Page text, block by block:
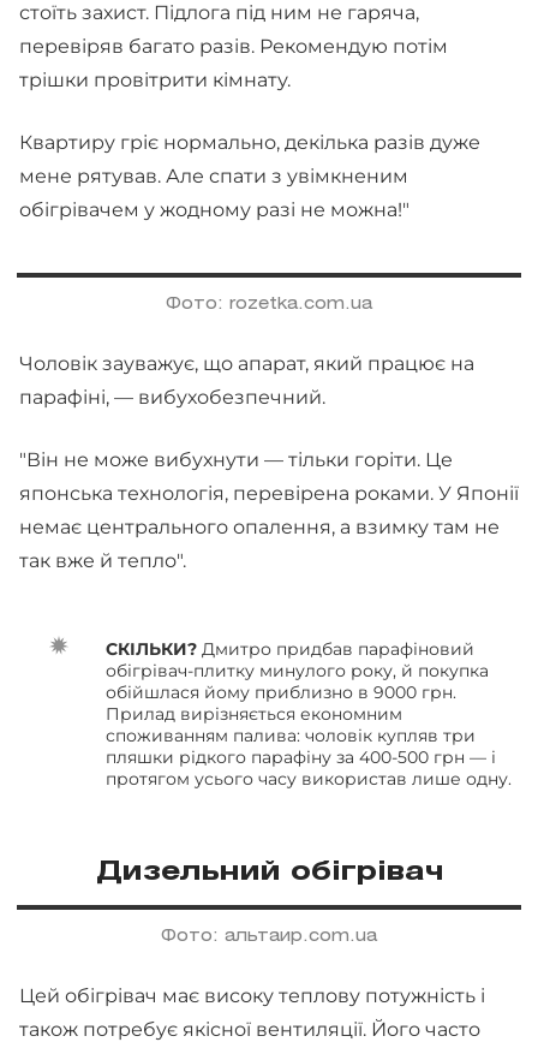
стоїть захист. Підлога під ним не гаряча,
перевіряв багато разів. Рекомендую потім
трішки провітрити кімнату.
Квартиру гріє нормально, декілька разів дуже
мене рятував. Але спати з увімкненим
обігрівачем у жодному разі не можна!"
Фото: rozetka.com.ua
Чоловік зауважує, що апарат, який працює на
парафіні, — вибухобезпечний.
"Він не може вибухнути — тільки горіти. Це
японська технологія, перевірена роками. У Японії
немає центрального опалення, а взимку там не
так вже й тепло".
СКІЛЬКИ? Дмитро придбав парафіновий
обігрівач-плитку минулого року, й покупка
обійшлася йому приблизно в 9000 грн.
Прилад вирізняється економним
споживанням палива: чоловік купляв три
пляшки рідкого парафіну за 400-500 грн — і
протягом усього часу використав лише одну.
Дизельний обігрівач
Фото: альтаир.com.ua
Цей обігрівач має високу теплову потужність і
також потребує якісної вентиляції. Його часто